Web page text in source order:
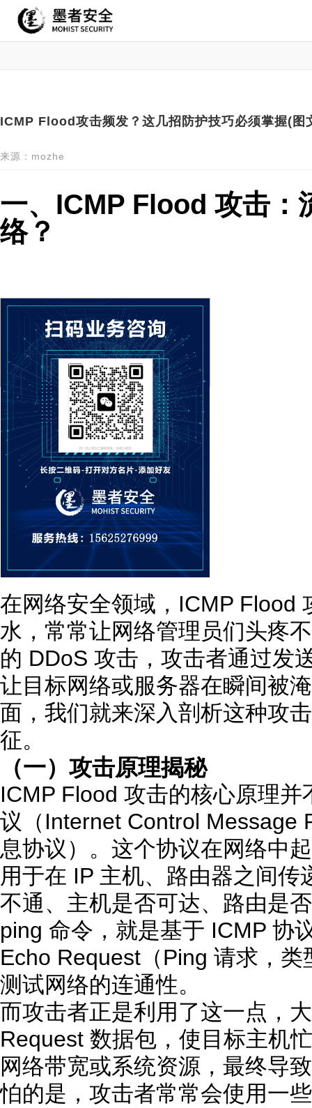
ICMP Flood攻击频发？这几招防护技巧必须掌握(图
来源：mozhe
一、ICMP Flood 攻击：
络？
在网络安全领域，ICMP Flood
水，常常让网络管理员们头疼
的 DDoS 攻击，攻击者通过发
让目标网络或服务器在瞬间被
面，我们就来深入剖析这种攻
征。
（一）攻击原理揭秘
ICMP Flood 攻击的核心原理
议（Internet Control Message
息协议）。这个协议在网络中
用于在 IP 主机、路由器之间传
不通、主机是否可达、路由是
ping 命令，就是基于 ICMP 协
Echo Request（Ping 请求，
测试网络的连通性。
而攻击者正是利用了这一点，
Request 数据包，使目标主机
网络带宽或系统资源，最终导
怕的是，攻击者常常会使用一